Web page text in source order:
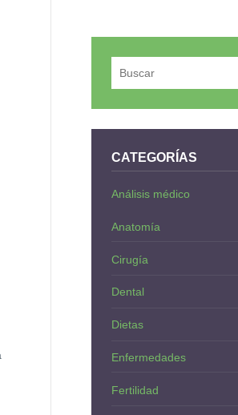
CATEGORÍAS
Análisis médico
Anatomía
Cirugía
Dental
Dietas
Enfermedades
Fertilidad